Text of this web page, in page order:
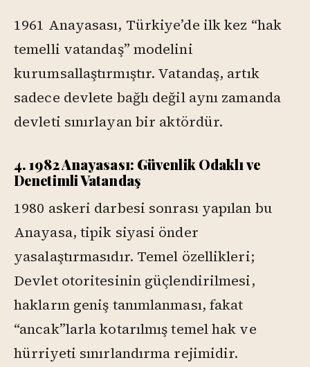
1961 Anayasası, Türkiye’de ilk kez “hak
temelli vatandaş” modelini
kurumsallaştırmıştır. Vatandaş, artık
sadece devlete bağlı değil aynı zamanda
devleti sınırlayan bir aktördür.
4. 1982 Anayasası: Güvenlik Odaklı ve
Denetimli Vatandaş
1980 askeri darbesi sonrası yapılan bu
Anayasa, tipik siyasi önder
yasalaştırmasıdır. Temel özellikleri;
Devlet otoritesinin güçlendirilmesi,
hakların geniş tanımlanması, fakat
“ancak”larla kotarılmış temel hak ve
hürriyeti sınırlandırma rejimidir.